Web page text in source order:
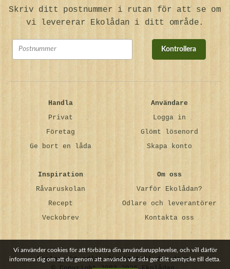
Skriv ditt postnummer i rutan för att se om
vi levererar Ekolådan i ditt område.
Kontrollera
Handla
Privat
Företag
Ge bort en låda
Användare
Logga in
Glömt lösenord
Skapa konto
Inspiration
Råvaruskolan
Recept
Veckobrev
Om oss
Varför Ekolådan?
Odlare och leverantörer
Kontakta oss
Ekologiskt odlat direkt till din dörr.
Vi använder cookies för att förbättra din användarupplevelse, och vill därför
informera dig om att du genom att använda vår sida ger ditt samtycke till detta.